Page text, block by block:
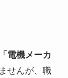
「電機メーカ
せんが、職